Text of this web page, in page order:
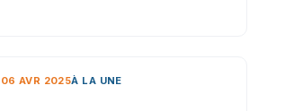
06 AVR 2025À LA UNE